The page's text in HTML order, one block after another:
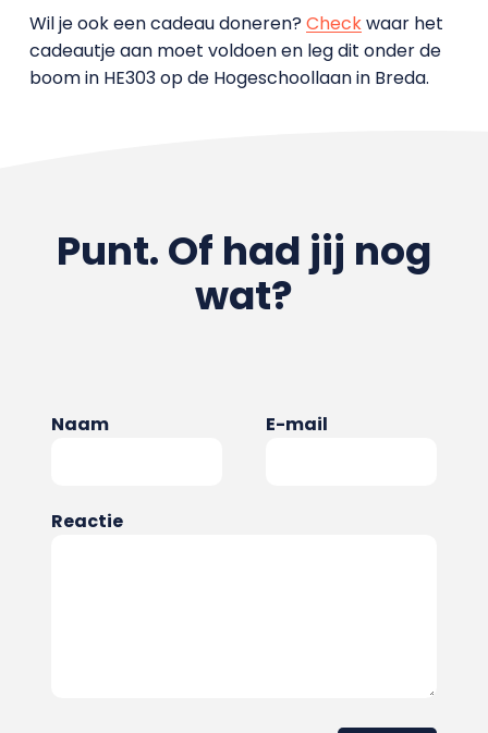
Wil je ook een cadeau doneren? Checkwaar het
cadeautje aan moet voldoen en leg dit onder de
boom in HE303 op de Hogeschoollaan in Breda.
Punt. Of had jij nog
wat?
Naam E-mail
Reactie